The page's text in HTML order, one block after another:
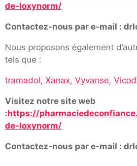
de-loxynorm/
Contactez-nous par e-mail :
Nous proposons également
tels que :
tramadol, Xanax, Vyvanse,
Visitez notre site web
:https://
de-loxynorm/
Contactez-nous par e-mail :